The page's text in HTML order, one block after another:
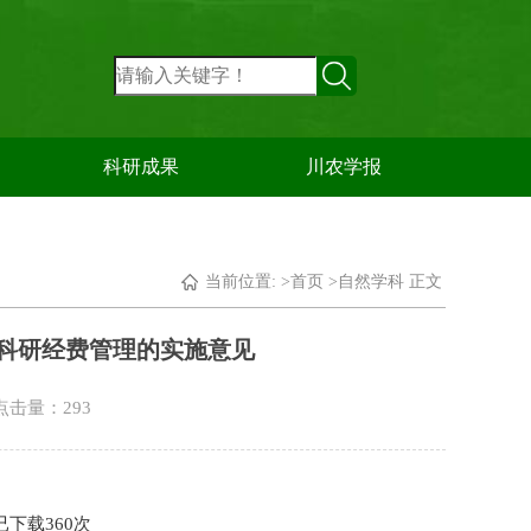
科研成果 川农学报
当前位置: >首页 > 自然学科 正文
研经费管理的实施意见
量： 293
下载360次